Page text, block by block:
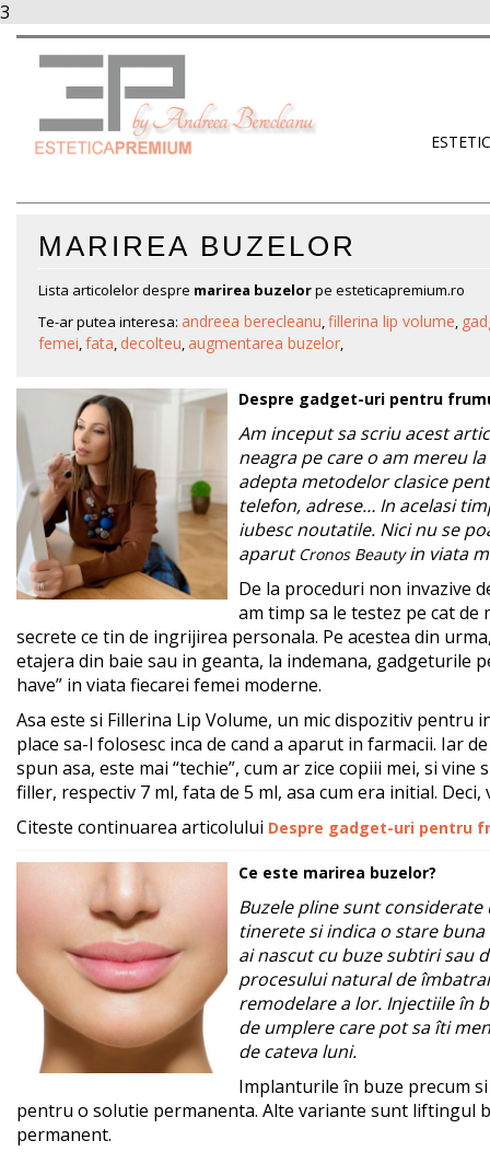
3
MARIREA BUZELOR
Lista articolelor despre marirea buzelorpe esteticapremium.ro
Te-ar putea interesa: andreea berecleanu,fillerina lip volume,
femei,fata, decolteu, augmentarea buzelor,
Despre gadget-uri pentru
Am inceput sa scriu acest
neagra pe care o am mereu
adepta metodelor clasice
telefon, adrese… In acelasi
iubesc noutatile. Nici nu se
aparutCronos Beautyin viata
De la proceduri non invazive
am timp sa le testez pe cat de
secrete ce tin de ingrijirea personala. Pe acestea din
etajera din baie sau in geanta, la indemana, gadgeturile
have” in viata fiecarei femei moderne.
Asa este si Fillerina Lip Volume, un mic dispozitiv pentru
place sa-l folosesc inca de cand a aparut in farmacii. Iar
spun asa, este mai “techie”, cum ar zice copiii mei, si
filler, respectiv 7 ml, fata de 5 ml, asa cum era initial. Deci,
Citeste continuarea articolului Despre gadget-uri pentru
Ce este marirea buzelor?
Buzele pline sunt
tinerete si indica o stare
ai nascut cu buze subtiri sau
procesului natural de
remodelare a lor. Injectiile în
de umplere care pot sa îti
de cateva luni.
Implanturile în buze precum
pentru o solutie permanenta. Alte variante sunt liftingul
permanent.